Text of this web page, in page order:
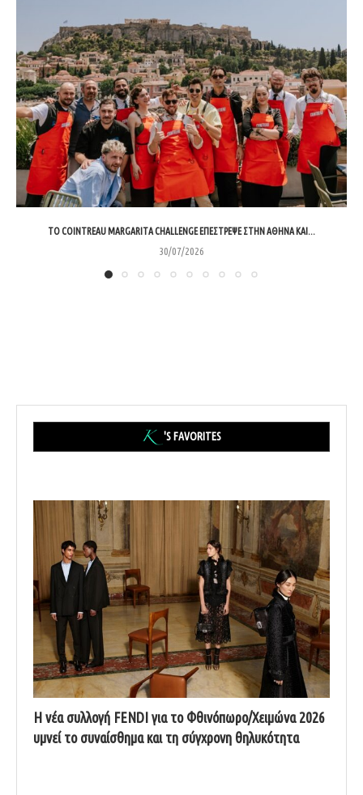
ΤΟ COINTREAU MARGARITA CHALLENGE ΕΠΈΣΤΡΕΨΕ ΣΤΗΝ ΑΘΉΝΑ ΚΑΙ...
30/07/2026
'S FAVORITES
Η νέα συλλογή FENDI για το Φθινόπωρο/Χειμώνα 2026
υμνεί το συναίσθημα και τη σύγχρονη θηλυκότητα